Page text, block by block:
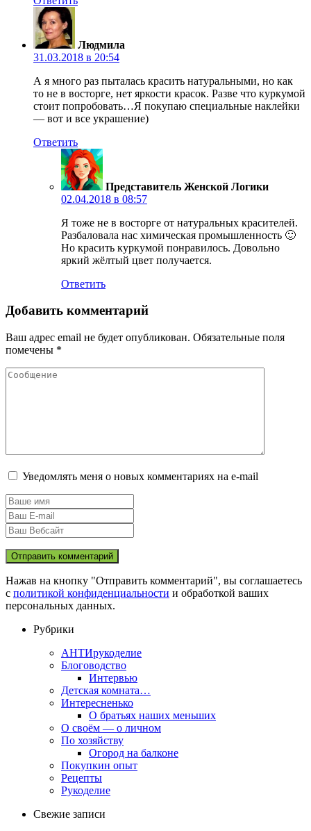
Людмила
31.03.2018 в 20:54
А я много раз пыталась красить натуральными, но как
то не в восторге, нет яркости красок. Разве что куркумой
стоит попробовать…Я покупаю специальные наклейки
— вот и все украшение)
Ответить
Представитель Женской Логики
02.04.2018 в 08:57
Я тоже не в восторге от натуральных красителей.
Разбаловала нас химическая промышленность 🙂
Но красить куркумой понравилось. Довольно
яркий жёлтый цвет получается.
Ответить
Добавить комментарий
Ваш адрес email не будет опубликован. Обязательные поля
помечены *
Уведомлять меня о новых комментариях на e-mail
Нажав на кнопку "Отправить комментарий", вы соглашаетесь
с политикой конфиденциальности и обработкой ваших
персональных данных.
Рубрики
АНТИрукоделие
Блоговодство
Интервью
Детская комната…
Интересненько
О братьях наших меньших
О своём — о личном
По хозяйству
Огород на балконе
Покупкин опыт
Рецепты
Рукоделие
Свежие записи